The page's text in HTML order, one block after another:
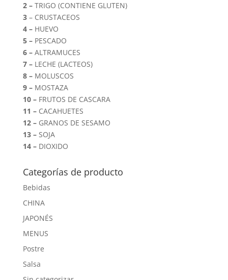
2 –TRIGO (CONTIENE GLUTEN)
3– CRUSTACEOS
4 –HUEVO
5 –PESCADO
6 –ALTRAMUCES
7 –LECHE (LACTEOS)
8 –MOLUSCOS
9 –MOSTAZA
10 –FRUTOS DE CASCARA
11 –CACAHUETES
12 –GRANOS DE SESAMO
13 –SOJA
14 –DIOXIDO
Categorías de producto
Bebidas
CHINA
JAPONÉS
MENUS
Postre
Salsa